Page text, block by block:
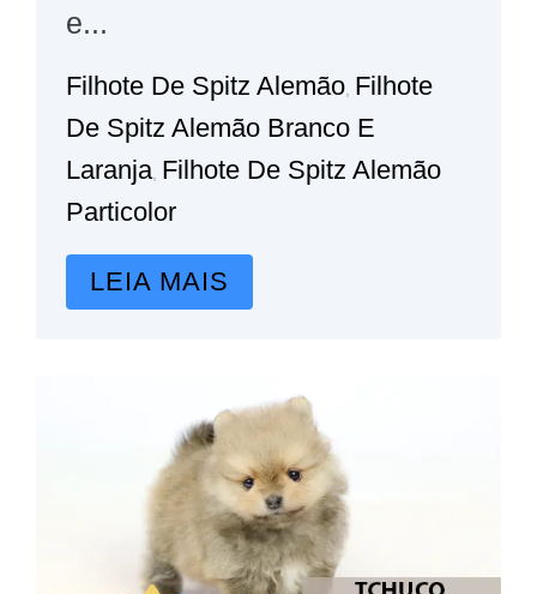
e...
Filhote De Spitz Alemão, Filhote
De Spitz Alemão Branco E
Laranja, Filhote De Spitz Alemão
Particolor
LEIA MAIS